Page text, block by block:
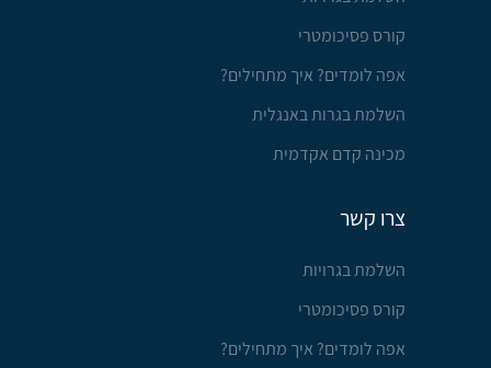
קורס פסיכומטרי
אפה לומדים? איך מתחילים?
השלמת בגרות באנגלית
מכינה קדם אקדמית
צרו קשר
השלמת בגרויות
קורס פסיכומטרי
אפה לומדים? איך מתחילים?